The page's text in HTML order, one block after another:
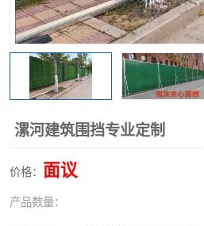
漯河建筑围挡专业定制
价格： 面议
产品数量：